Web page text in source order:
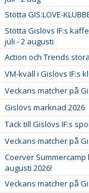
Stötta GIS:LOVE-
Stötta Gislövs IF:s
juli - 2 augusti
Action och Trends
VM-kväll i Gislövs IF:s
Veckans matcher på
Gislövs marknad 2026
Tack till Gislövs IF:s
Veckans matcher på
Coerver Summercamp
augusti 2026!
Veckans matcher på